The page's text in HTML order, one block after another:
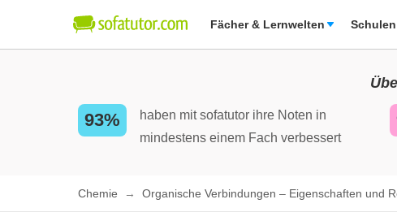
Fächer & Lernwelten
93%
haben mit sofatutor ihre Noten in
mindestens einem Fach verbessert
Chemie Organische Verbindungen – Eigenschaften und